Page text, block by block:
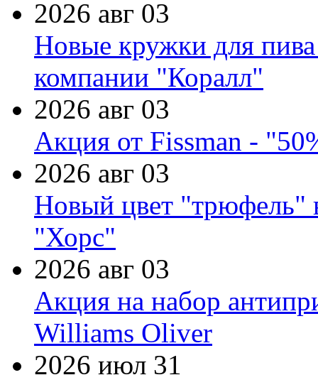
2026 авг 03
Новые кружки для
компании "Коралл"
2026 авг 03
Акция от Fissman -
2026 авг 03
Новый цвет "трюфель"
"Хорс"
2026 авг 03
Акция на набор
Williams Oliver
2026 июл 31